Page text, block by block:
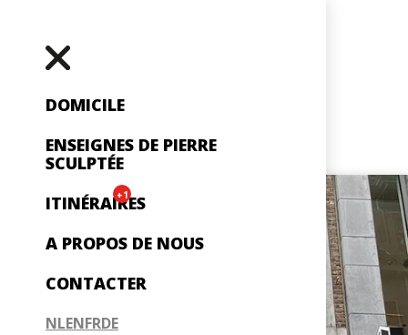
DOMICILE
ENSEIGNES DE PIERRE
SCULPTÉE
ITINÉRAIRES
+1
A PROPOS DE NOUS
CONTACTER
NLENFRDE